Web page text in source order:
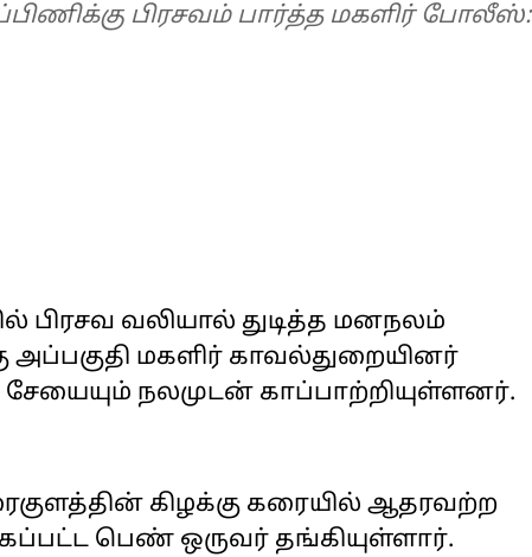
பிரசவம் பார்த்த மகளிர் போலீஸ்:
பிரசவ வலியால் துடித்த மனநலம்
மகளிர் காவல்துறையினர்
சேயையும் நலமுடன் காப்பாற்றியுள்ளனர்.
கிழக்கு கரையில் ஆதரவற்ற
பெண் ஒருவர் தங்கியுள்ளார்.